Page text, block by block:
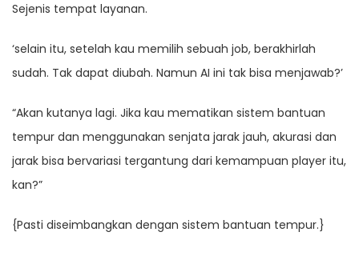
Sejenis tempat layanan.
‘selain itu, setelah kau memilih sebuah job, berakhirlah
sudah. Tak dapat diubah. Namun AI ini tak bisa menjawab?’
“Akan kutanya lagi. Jika kau mematikan sistem bantuan
tempur dan menggunakan senjata jarak jauh, akurasi dan
jarak bisa bervariasi tergantung dari kemampuan player itu,
kan?”
{Pasti diseimbangkan dengan sistem bantuan tempur.}